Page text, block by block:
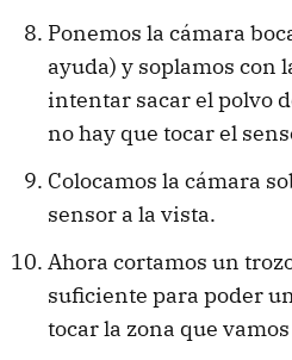
Ponemos la cámara
ayuda) y soplamos con
intentar sacar el polvo
no hay que tocar el
Colocamos la cámara
sensor a la vista.
Ahora cortamos un
suficiente para poder
tocar la zona que